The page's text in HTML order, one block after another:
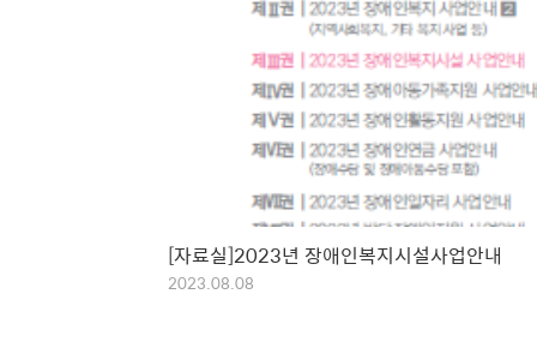
[자료실]2023년 장애인복지시설사업안내
2023.08.08